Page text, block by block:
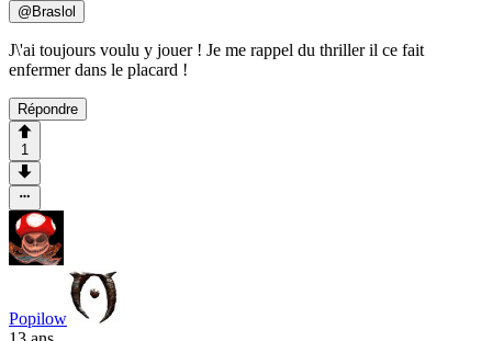
@Braslol
J\'ai toujours voulu y jouer ! Je me rappel du thriller il ce fait
enfermer dans le placard !
Répondre
1
Popilow